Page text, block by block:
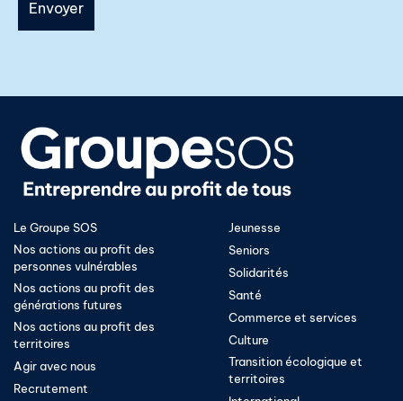
Le Groupe SOS
Nos actions au profit des
personnes vulnérables
Nos actions au profit des
générations futures
Nos actions au profit des
territoires
Agir avec nous
Recrutement
Jeunesse
Seniors
Solidarités
Santé
Commerce et services
Culture
Transition écologique et
territoires​